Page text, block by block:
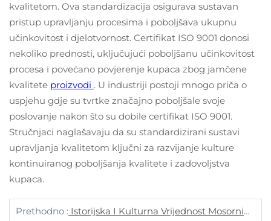
kvalitetom. Ova standardizacija osigurava sustavan
pristup upravljanju procesima i poboljšava ukupnu
učinkovitost i djelotvornost. Certifikat ISO 9001 donosi
nekoliko prednosti, uključujući poboljšanu učinkovitost
procesa i povećano povjerenje kupaca zbog jamčene
kvalitete proizvodi . U industriji postoji mnogo priča o
uspjehu gdje su tvrtke značajno poboljšale svoje
poslovanje nakon što su dobile certifikat ISO 9001.
Stručnjaci naglašavaju da su standardizirani sustavi
upravljanja kvalitetom ključni za razvijanje kulture
kontinuiranog poboljšanja kvalitete i zadovoljstva
kupaca.
Prethodno : Istorijska I Kulturna Vrijednost Mosornih Novčića